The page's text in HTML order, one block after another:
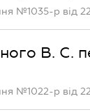
№1035-р від
В. С.
№1022-р від